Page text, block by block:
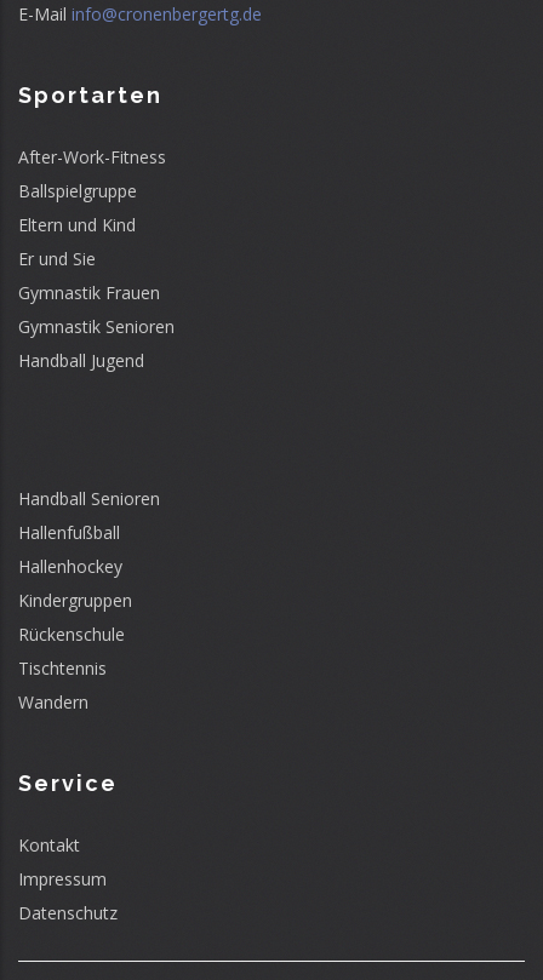
E-Mail info@cronenbergertg.de
Sportarten
After-Work-Fitness
Ballspielgruppe
Eltern und Kind
Er und Sie
Gymnastik Frauen
Gymnastik Senioren
Handball Jugend
Handball Senioren
Hallenfußball
Hallenhockey
Kindergruppen
Rückenschule
Tischtennis
Wandern
Service
Kontakt
Impressum
Datenschutz